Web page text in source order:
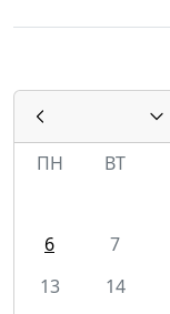
ПН
ВТ
6
7
13
14